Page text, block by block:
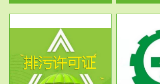
服务范围
应急预案